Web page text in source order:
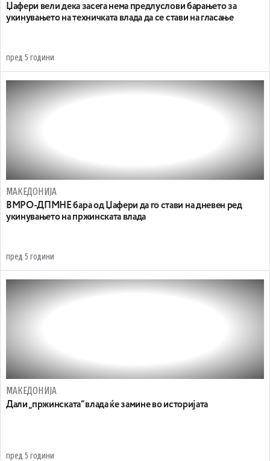
Џафери вели дека засега нема предлуслови барањето за
укинувањето на техничката влада да се стави на гласање
пред 5 години
МАКЕДОНИЈА
ВМРО-ДПМНЕ бара од Џафери да го стави на дневен ред
укинувањето на пржинската влада
пред 5 години
МАКЕДОНИЈА
Дали „пржинската“ влада ќе замине во историјата
пред 5 години